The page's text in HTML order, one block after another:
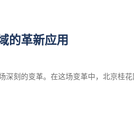
的革新应用
深刻的变革。在这场变革中，北京桂